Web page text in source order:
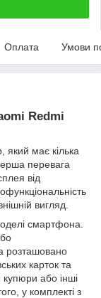
Оплата Умови
Redmi
який має кілька
перевага
від
вигляд.
смартфона.
розташовано
карток та
або інші
у комплекті з